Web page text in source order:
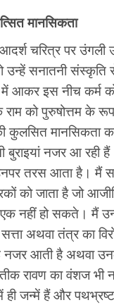
मानसिकता
चरित्र पर उंगली
उन्हें सनातनी संस्कृति
आकर इस नीच कर्म
को पुरुषोत्तम के
कुलसित मानसिकता
बुराइयां नजर आ
तरस आता है। मैं
को जाता है जो
नहीं हो सकते। मैं
अथवा तंत्र का
नजर आती है अथवा
रावण का वंशज भी
जन्में हैं और